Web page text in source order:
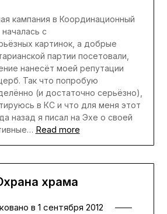
кампания в Координационный
с
картинок, а добрые
партии посетовали,
нанесёт моей репутации
Так что попробую
(и достаточно серьёзно),
в КС и что для меня этот
назад я писал на Эхе о своей
Read more
храма
в 1 сентября 2012